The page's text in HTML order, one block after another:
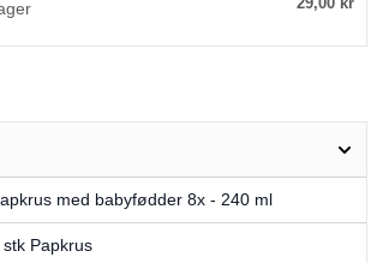
med babyfødder 8x - 240 ml
stk Papkrus